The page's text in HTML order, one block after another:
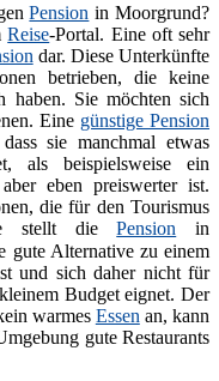
Pension in Moorgrund?
Reise-Portal. Eine oft sehr
dar. Diese Unterkünfte
betrieben, die keine
haben. Sie möchten sich
Eine günstige Pension
sie manchmal etwas
als beispielsweise ein
eben preiswerter ist.
die für den Tourismus
stellt diePension in
gute Alternative zu einem
und sich daher nicht für
Budget eignet. Der
warmes Essen an, kann
gute Restaurants